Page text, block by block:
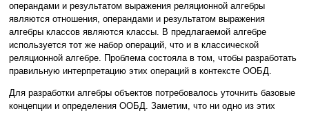
операндами и результатом выражения реляционной алгебры
являются отношения, операндами и результатом выражения
алгебры классов являются классы. В предлагаемой алгебре
используется тот же набор операций, что и в классической
реляционной алгебре. Проблема состояла в том, чтобы разработать
правильную интерпретацию этих операций в контексте ООБД.
Для разработки алгебры объектов потребовалось уточнить базовые
концепции и определения ООБД. Заметим, что ни одно из этих